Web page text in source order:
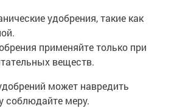
удобрения, такие как
применяйте только при
веществ.
может навредить
соблюдайте меру.